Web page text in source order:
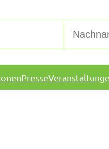
Presse